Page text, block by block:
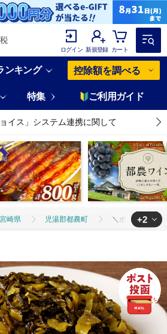
ログイン 新規登録 カート
ンキング 控除額を調べる
特集 ご利用ガイド
ョイス」システム連携に関して
宮崎県 児湯郡都農町 ＼ポスト投函／
漬物・梅干 ほかの漬物
+2